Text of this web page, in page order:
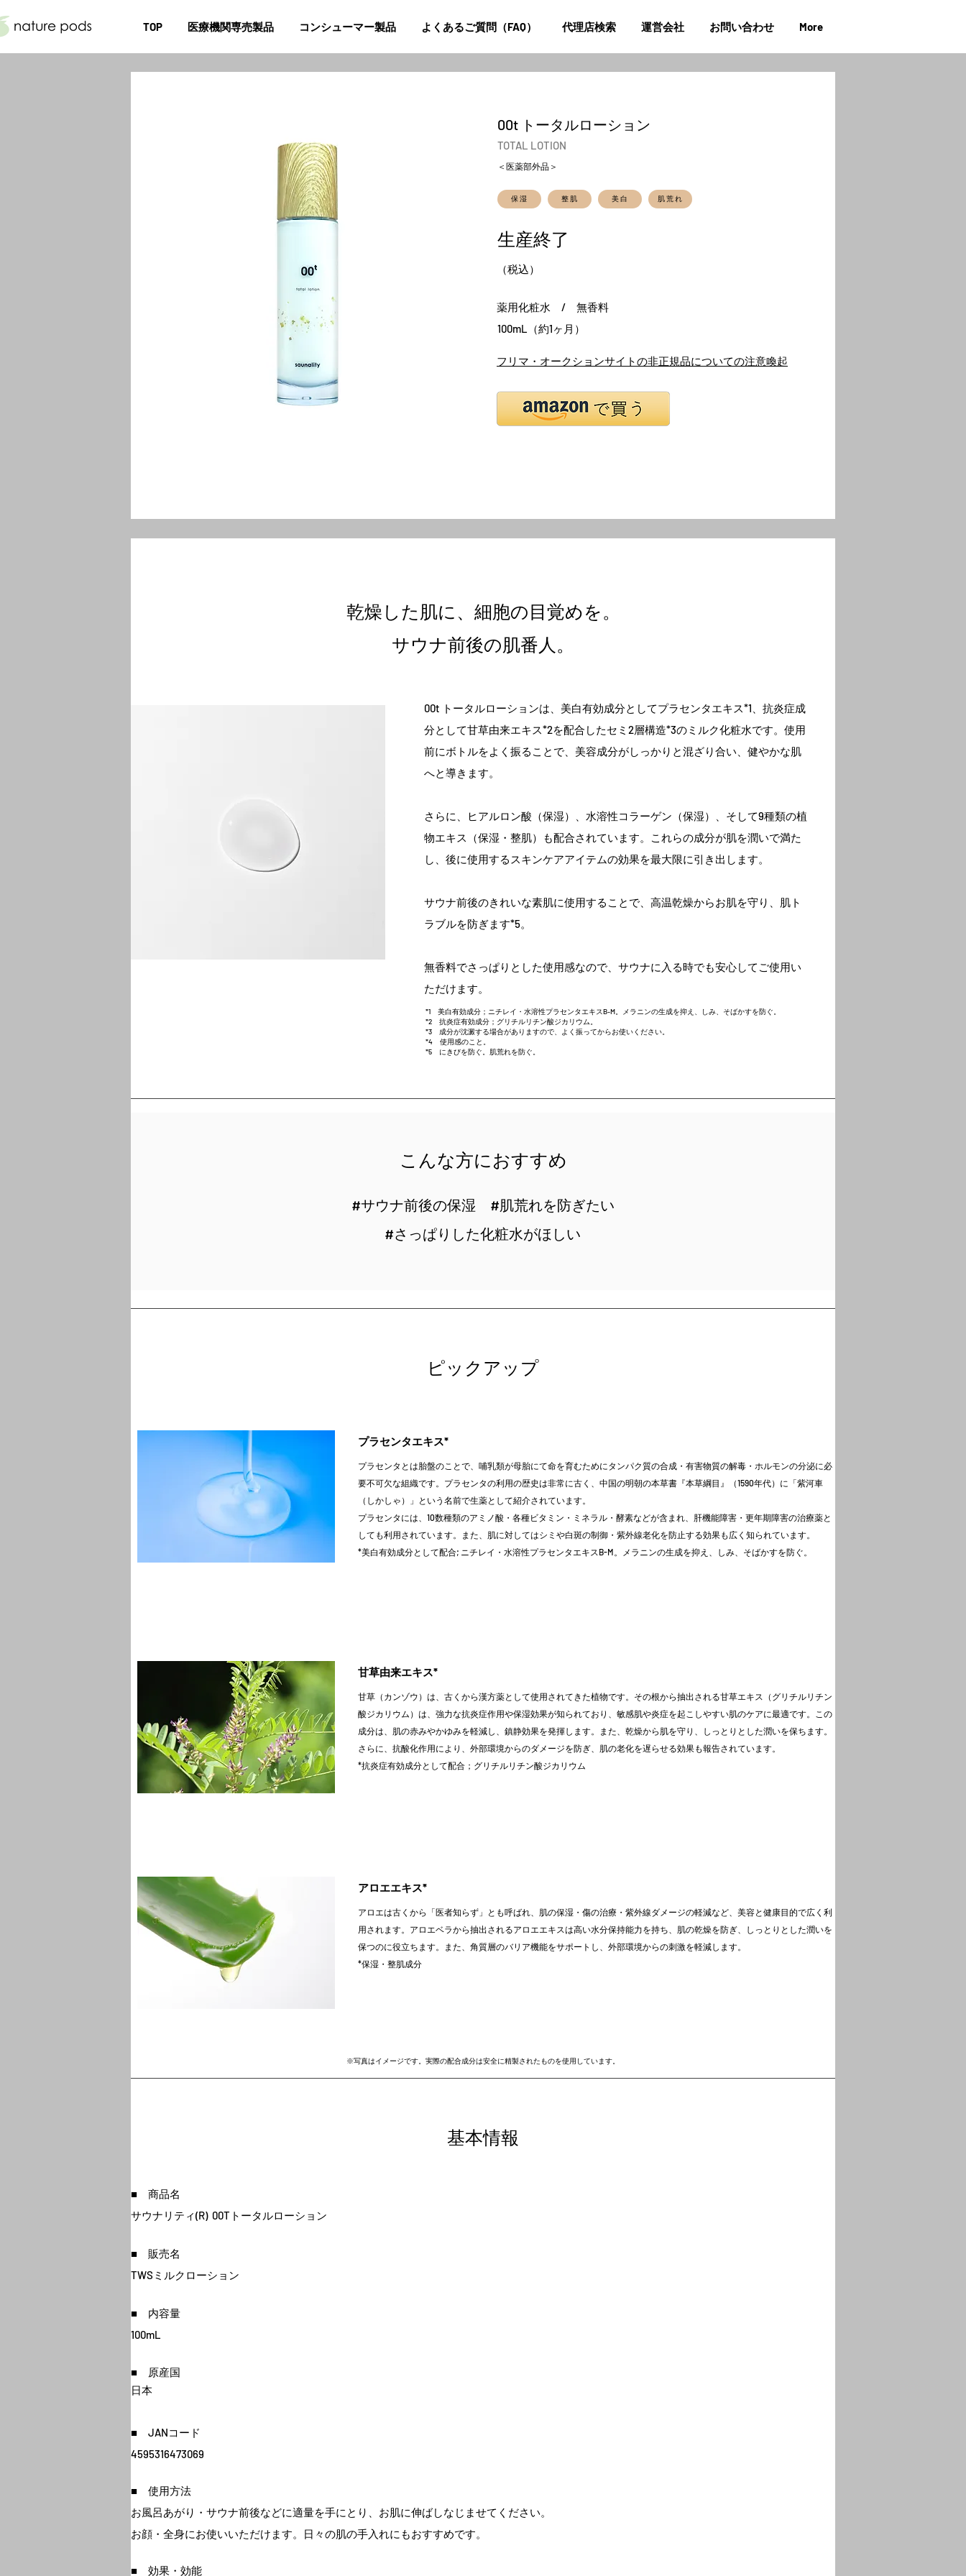
TOP 医療機関専売製品 コンシューマー製品 よくあるご質問（FAQ） 代理店検索 運営会社 お問い合わせ More
00t トータルローション
TOTAL LOTION
＜医薬部外品＞
保湿 整肌 美白 肌荒れ
生産終了
（税込）
薬用化粧水 / 無香料
100mL（約1ヶ月）
フリマ・オークションサイトの非正規品についての注意喚起
乾燥した肌に、細胞の目覚めを。
サウナ前後の肌番人。
00t トータルローションは、美白有効成分としてプラセンタエキス*1、抗炎症成
分として甘草由来エキス*2を配合したセミ2層構造*3のミルク化粧水です。使用
前にボトルをよく振ることで、美容成分がしっかりと混ざり合い、健やかな肌
へと導きます。
さらに、ヒアルロン酸（保湿）、水溶性コラーゲン（保湿）、そして9種類の植
物エキス（保湿・整肌）も配合されています。これらの成分が肌を潤いで満た
し、後に使用するスキンケアアイテムの効果を最大限に引き出します。
サウナ前後のきれいな素肌に使用することで、高温乾燥からお肌を守り、肌ト
ラブルを防ぎます*5。
無香料でさっぱりとした使用感なので、サウナに入る時でも安心してご使用い
ただけます。
*1 美白有効成分；ニチレイ・水溶性プラセンタエキスB-M。メラニンの生成を抑え、しみ、そばかすを防ぐ。
*2 抗炎症有効成分；グリチルリチン酸ジカリウム。
*3 成分が沈澱する場合がありますので、よく振ってからお使いください。
*4 使用感のこと。
*5 にきびを防ぐ。肌荒れを防ぐ。
こんな方におすすめ
#サウナ前後の保湿 #肌荒れを防ぎたい
#さっぱりした化粧水がほしい
​ピックアップ
​プラセンタエキス*
プラセンタとは胎盤のことで、哺乳類が母胎にて命を育むためにタンパク質の合成・有害物質の解毒・ホルモンの分泌に必
要不可欠な組織です。プラセンタの利用の歴史は非常に古く、中国の明朝の本草書『本草綱目』（1590年代）に「紫河車
（しかしゃ）」という名前で生薬として紹介されています。
プラセンタには、10数種類のアミノ酸・各種ビタミン・ミネラル・酵素などが含まれ、肝機能障害・更年期障害の治療薬と
しても利用されています。また、肌に対してはシミや白斑の制御・紫外線老化を防止する効果も広く知られています。
*美白有効成分として配合; ニチレイ・水溶性プラセンタエキスB-M。メラニンの生成を抑え、しみ、そばかすを防ぐ。
甘草由来エキス*
甘草（カンゾウ）は、古くから漢方薬として使用されてきた植物です。その根から抽出される甘草エキス（グリチルリチン
酸ジカリウム）は、強力な抗炎症作用や保湿効果が知られており、敏感肌や炎症を起こしやすい肌のケアに最適です。この
成分は、肌の赤みやかゆみを軽減し、鎮静効果を発揮します。また、乾燥から肌を守り、しっとりとした潤いを保ちます。
さらに、抗酸化作用により、外部環境からのダメージを防ぎ、肌の老化を遅らせる効果も報告されています。
*抗炎症有効成分として配合；グリチルリチン酸ジカリウム
アロエエキス*
アロエは古くから「医者知らず」とも呼ばれ、肌の保湿・傷の治療・紫外線ダメージの軽減など、美容と健康目的で広く利
用されます。アロエベラから抽出されるアロエエキスは高い水分保持能力を持ち、肌の乾燥を防ぎ、しっとりとした潤いを
保つのに役立ちます。また、角質層のバリア機能をサポートし、外部環境からの刺激を軽減します。
*保湿・整肌成分
​※写真はイメージです。実際の配合成分は安全に精製されたものを使用しています。
​基本情報
■ 商品名
サウナリティ(R) 00Tトータルローション
■ 販売名
TWSミルクローション
■ 内容量
100mL
■ 原産国
​日本
■ JANコード
4595316473069
■ 使用方法
お風呂あがり・サウナ前後などに適量を手にとり、お肌に伸ばしなじませてください。
お顔・全身にお使いいただけます。日々の肌の手入れにもおすすめです。
■ 効果・効能